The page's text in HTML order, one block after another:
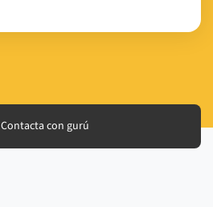
Contacta con gurú